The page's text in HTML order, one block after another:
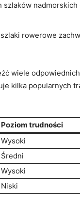
nadmorskich⁣
rowerowe
wiele
kilka‍ popularnych
Poziom trudności
Wysoki
Średni
Wysoki
Niski